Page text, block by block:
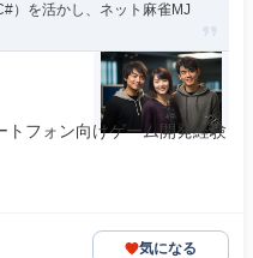
）を活かし、ネット麻雀MJ
トフォン向けゲーム開発経験
気になる